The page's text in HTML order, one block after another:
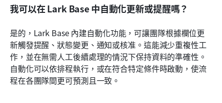
我可以在 Lark Base 中自動化更新或提醒嗎？
是的，Lark Base 內建自動化功能，可讓團隊根據欄位更
新觸發提醒、狀態變更、通知或核准。這能減少重複性工
作，並在無需人工後續處理的情況下保持資料的準確性。
自動化可以依排程執行，或在符合特定條件時啟動，使流
程在各團隊間更可預測且一致。